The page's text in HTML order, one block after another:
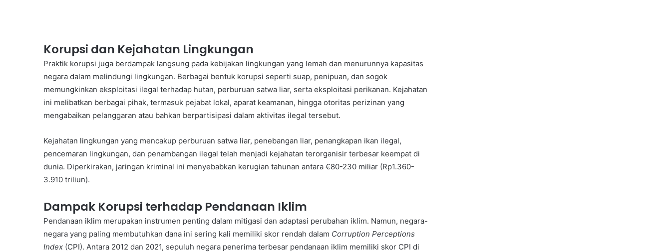
Korupsi dan Kejahatan Lingkungan
Praktik korupsi juga berdampak langsung pada kebijakan lingkungan yang lemah dan menurunnya kapasitas
negara dalam melindungi lingkungan. Berbagai bentuk korupsi seperti suap, penipuan, dan sogok
memungkinkan eksploitasi ilegal terhadap hutan, perburuan satwa liar, serta eksploitasi perikanan. Kejahatan
ini melibatkan berbagai pihak, termasuk pejabat lokal, aparat keamanan, hingga otoritas perizinan yang
mengabaikan pelanggaran atau bahkan berpartisipasi dalam aktivitas ilegal tersebut.
Kejahatan lingkungan yang mencakup perburuan satwa liar, penebangan liar, penangkapan ikan ilegal,
pencemaran lingkungan, dan penambangan ilegal telah menjadi kejahatan terorganisir terbesar keempat di
dunia. Diperkirakan, jaringan kriminal ini menyebabkan kerugian tahunan antara €80-230 miliar (Rp1.360-
3.910 triliun).
Dampak Korupsi terhadap Pendanaan Iklim
Pendanaan iklim merupakan instrumen penting dalam mitigasi dan adaptasi perubahan iklim. Namun, negara-
negara yang paling membutuhkan dana ini sering kali memiliki skor rendah dalam Corruption Perceptions
Index (CPI). Antara 2012 dan 2021, sepuluh negara penerima terbesar pendanaan iklim memiliki skor CPI di